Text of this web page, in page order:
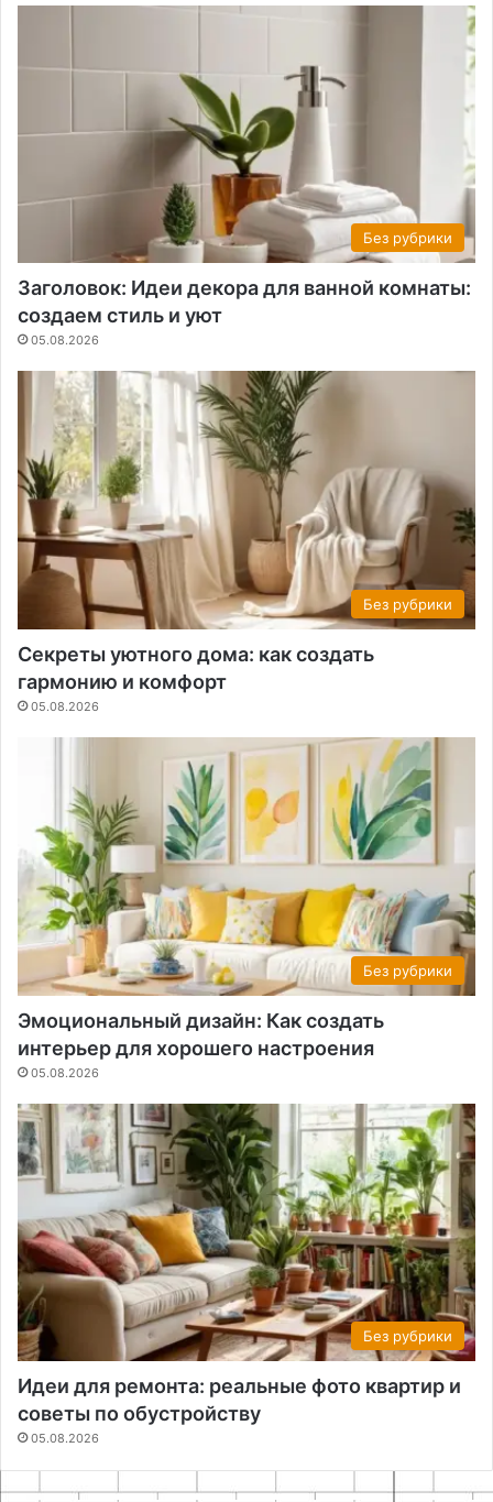
Без рубрики
Заголовок: Идеи декора для ванной комнаты:
создаем стиль и уют
05.08.2026
Без рубрики
Секреты уютного дома: как создать
гармонию и комфорт
05.08.2026
Без рубрики
Эмоциональный дизайн: Как создать
интерьер для хорошего настроения
05.08.2026
Без рубрики
Идеи для ремонта: реальные фото квартир и
советы по обустройству
05.08.2026